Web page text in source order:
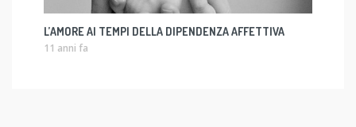
L’AMORE AI TEMPI DELLA DIPENDENZA AFFETTIVA
11 anni fa